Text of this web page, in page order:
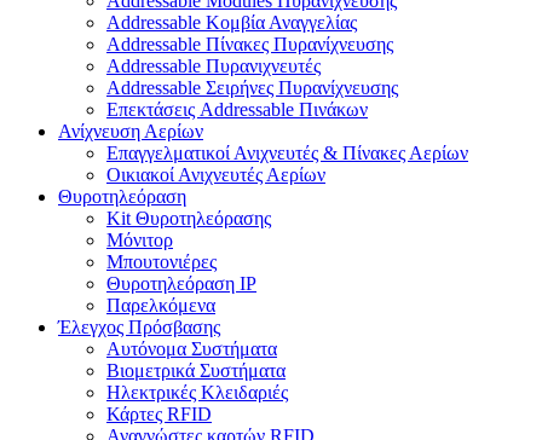
Addressable Κομβία Αναγγελίας
Addressable Πίνακες Πυρανίχνευσης
Addressable Πυρανιχνευτές
Addressable Σειρήνες Πυρανίχνευσης
Επεκτάσεις Addressable Πινάκων
Ανίχνευση Αερίων
Επαγγελματικοί Ανιχνευτές & Πίνακες Αερίων
Οικιακοί Ανιχνευτές Αερίων
Θυροτηλεόραση
Kit Θυροτηλεόρασης
Μόνιτορ
Μπουτονιέρες
Θυροτηλεόραση ΙΡ
Παρελκόμενα
Έλεγχος Πρόσβασης
Aυτόνομα Συστήματα
Βιομετρικά Συστήματα
Ηλεκτρικές Κλειδαριές
Κάρτες RFID
Αναγνώστες καρτών RFID